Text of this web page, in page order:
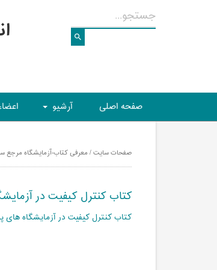
صفحه اصلی آرشیو
صفحات سایت / معرفی کتاب-آزمایشگاه مرجع
كتاب کنترل کیفیت در
كتاب کنترل کیفیت در آزمایشگاه